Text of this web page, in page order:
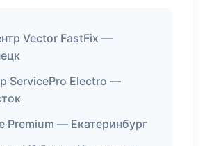
Vector FastFix —
ServicePro Electro —
Premium — Екатеринбург